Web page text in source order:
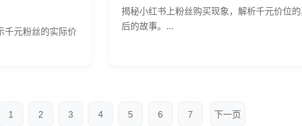
千元粉丝的实际价
揭秘小红书上粉丝购买现象，解析千元价位
后的故事。...
1 2 3 4 5 6 7 下一页